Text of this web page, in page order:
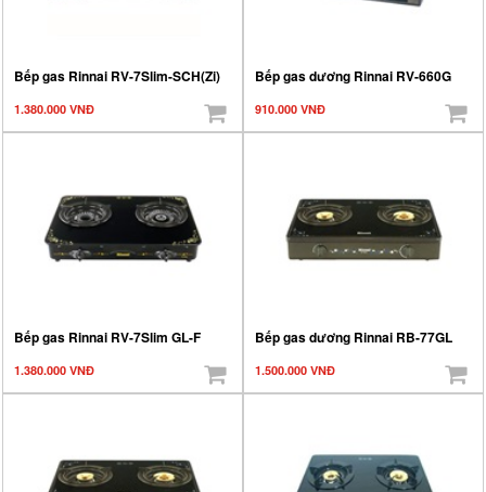
Bếp gas Rinnai RV-7Slim-SCH(Zi)
1.380.000 VNĐ
Bếp gas dương Rinnai RV-660G
910.000 VNĐ
Bếp gas Rinnai RV-7Slim GL-F
1.380.000 VNĐ
Bếp gas dương Rinnai RB-77GL
1.500.000 VNĐ